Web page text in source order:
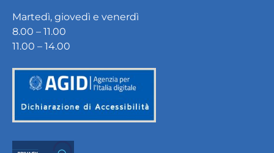
Martedì, giovedì e venerdì
8.00 – 11.00
11.00 – 14.00